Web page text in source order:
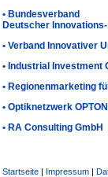
• Bundesverband
Deutscher Innovations-
• Verband Innovativer
• Industrial Investment
• Regionenmarketing
• Optiknetzwerk
• RA Consulting GmbH
Startseite| Impressum|